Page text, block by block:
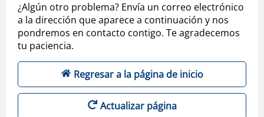
¿Algún otro problema? Envía un correo electrónico
a la dirección que aparece a continuación y nos
pondremos en contacto contigo. Te agradecemos
tu paciencia.
Regresar a la página de inicio
Actualizar página